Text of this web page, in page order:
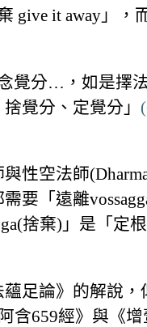
give it away」，
覺分…，如是擇
覺分、定覺分」
性空法師
要「遠離
捨棄)」是「定
足論》的解說，
含659經》與《